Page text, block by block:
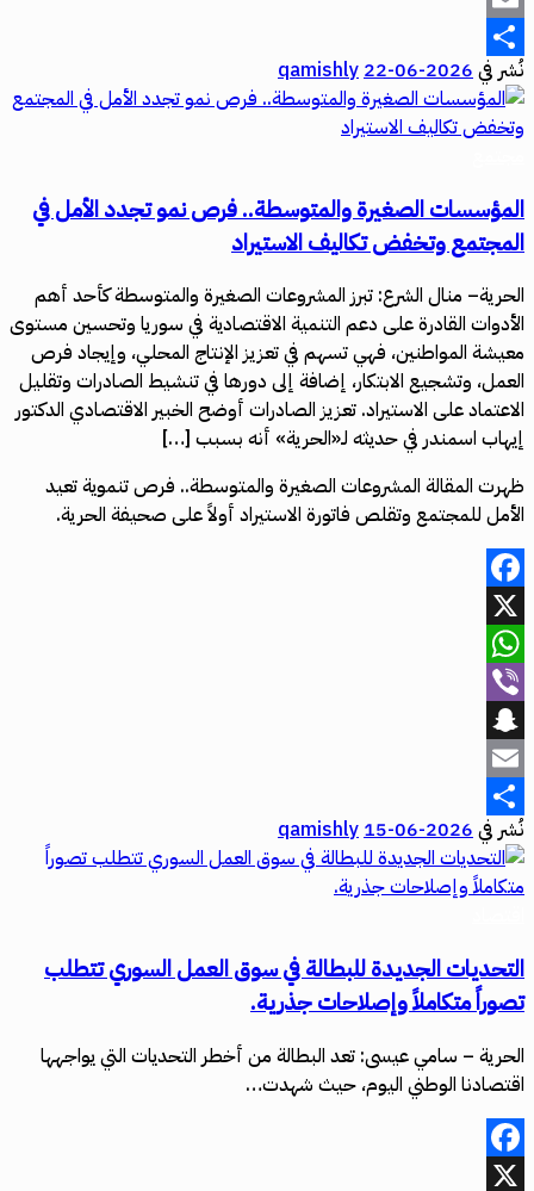
Email
Share
نُشر في2026-06-22
qamishly
المؤسسات الصغيرة والمتوسطة.. فرص نمو تجدد الأمل في
المجتمع وتخفض تكاليف الاستيراد
الحرية– منال الشرع: تبرز المشروعات الصغيرة والمتوسطة كأحد أهم
الأدوات القادرة على دعم التنمية الاقتصادية في سوريا وتحسين مستوى
معيشة المواطنين، فهي تسهم في تعزيز الإنتاج المحلي، وإيجاد فرص
العمل، وتشجيع الابتكار، إضافة إلى دورها في تنشيط الصادرات وتقليل
الاعتماد على الاستيراد. تعزيز الصادرات أوضح الخبير الاقتصادي الدكتور
إيهاب اسمندر في حديثه لـ«الحرية» أنه بسبب […]
ظهرت المقالة المشروعات الصغيرة والمتوسطة.. فرص تنموية تعيد
الأمل للمجتمع وتقلص فاتورة الاستيراد أولاً على صحيفة الحرية.
Facebook
X
WhatsApp
Viber
Snapchat
Email
Share
نُشر في2026-06-15
qamishly
التحديات الجديدة للبطالة في سوق العمل السوري تتطلب
تصوراً متكاملاً وإصلاحات جذرية.
الحرية – سامي عيسى: تعد البطالة من أخطر التحديات التي يواجهها
اقتصادنا الوطني اليوم، حيث شهدت…
Facebook